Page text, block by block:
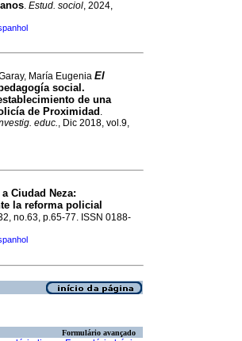
. Estud. sociol, 2024,
María Eugenia El
social.
de una
de Proximidad .
educ., Dic 2018, vol.9,
Ciudad Neza:
la reforma policial
no.63, p.65-77. ISSN 0188-
Formulário avançado